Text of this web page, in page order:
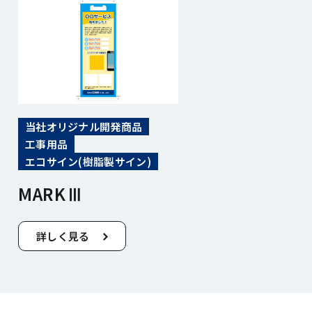
当社オリジナル開発商品
工事用品
エコサイン(樹脂製サイン)
MARKⅢ
詳しく見る